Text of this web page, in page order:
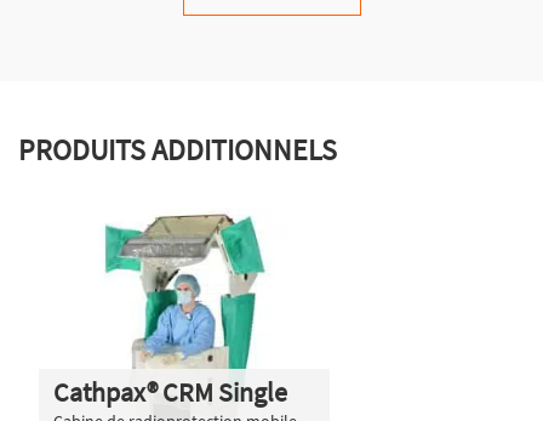
PRODUITS ADDITIONNELS
Cathpax® CRM Single